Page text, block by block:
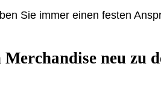
Sie immer einen festen
neu zu